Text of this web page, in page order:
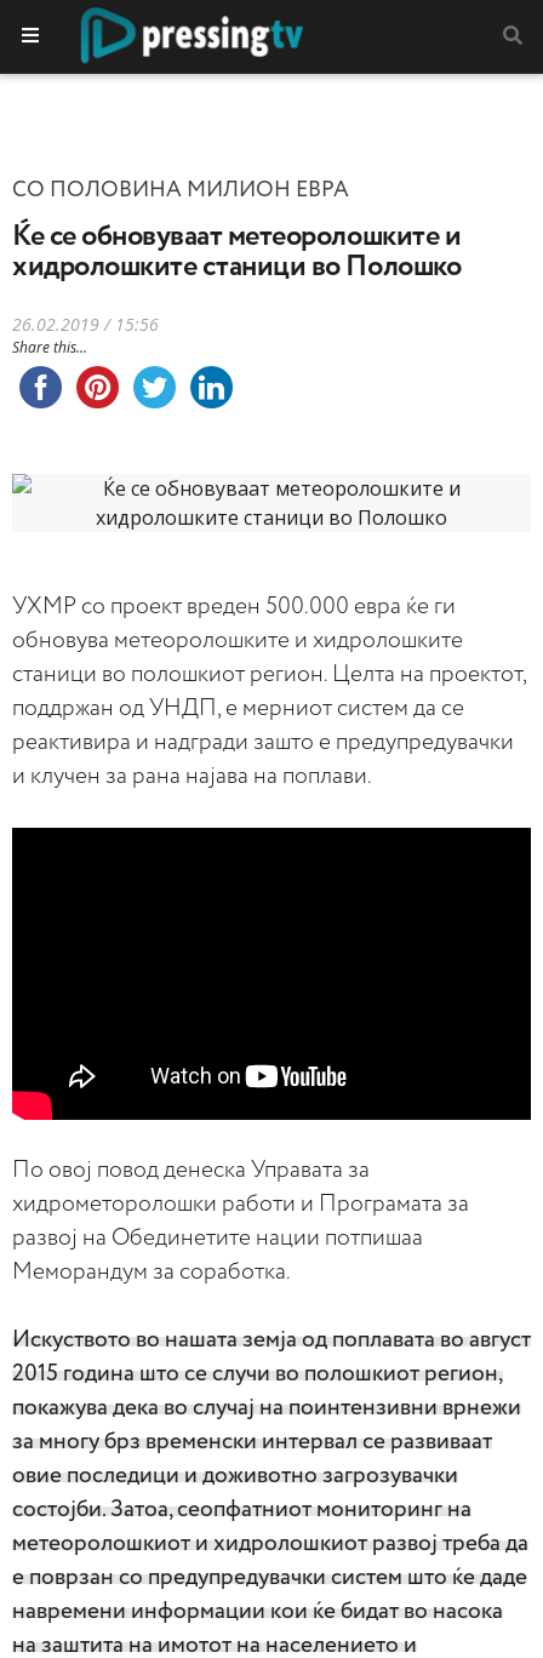
СО ПОЛОВИНА МИЛИОН ЕВРА
Ќе се обновуваат метеоролошките и
хидролошките станици во Полошко
26.02.2019 / 15:56
Share this...
УХМР со проект вреден 500.000 евра ќе ги
обновува метеоролошките и хидролошките
станици во полошкиот регион. Целта на проектот,
поддржан од УНДП, е мерниот систем да се
реактивира и надгради зашто е предупредувачки
и клучен за рана најава на поплави.
По овој повод денеска Управата за
хидрометоролошки работи и Програмата за
развој на Обединетите нации потпишаа
Меморандум за соработка.
Искуството во нашата земја од поплавата во август
2015 година што се случи во полошкиот регион,
покажува дека во случај на поинтензивни врнежи
за многу брз временски интервал се развиваат
овие последици и доживотно загрозувачки
состојби. Затоа, сеопфатниот мониторинг на
метеоролошкиот и хидролошкиот развој треба да
е поврзан со предупредувачки систем што ќе даде
навремени информации кои ќе бидат во насока
на заштита на имотот на населението и